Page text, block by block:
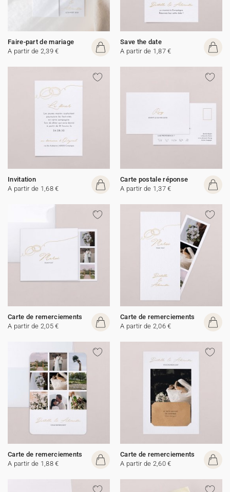
Faire-part de mariage
A partir de 2,39 €
Save the date
A partir de 1,87 €
Invitation
A partir de 1,68 €
Carte postale réponse
A partir de 1,37 €
Carte de remerciements
A partir de 2,05 €
Carte de remerciements
A partir de 2,06 €
Carte de remerciements
A partir de 1,88 €
Carte de remerciements
A partir de 2,60 €